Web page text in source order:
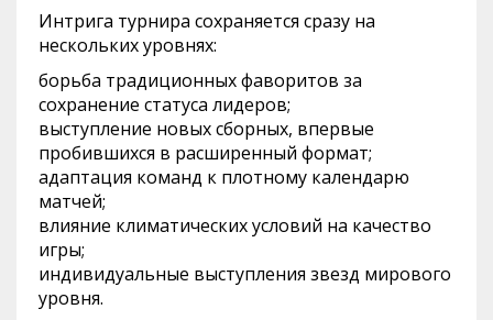
Интрига турнира сохраняется сразу на
нескольких уровнях:
борьба традиционных фаворитов за
сохранение статуса лидеров;
выступление новых сборных, впервые
пробившихся в расширенный формат;
адаптация команд к плотному календарю
матчей;
влияние климатических условий на качество
игры;
индивидуальные выступления звезд мирового
уровня.